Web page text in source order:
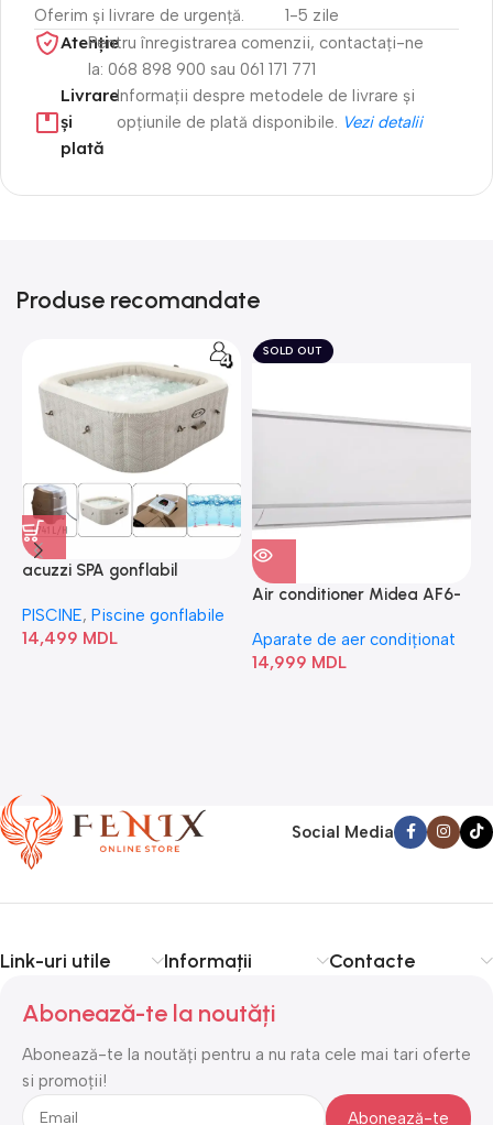
Oferim și livrare de urgență.
1-5 zile
Atenție​Pentru înregistrarea comenzii, contactați-ne
la: 068 898 900 sau 061 171 771
Livrare
și
plată
Informații despre metodele de livrare și
opțiunile de plată disponibile. Vezi detalii
Produse recomandate
acuzzi SPA gonflabil
Bubble” 28446
PISCINE, Piscine gonflabile
14,499 MDL
SOLD OUT
Air conditioner Midea AF6-
Aparate de aer condiționat
14,999 MDL
Social Media
Link-uri utile Informații Contacte
Abonează-te la noutăți
Abonează-te la noutăți pentru a nu rata cele mai tari oferte
si promoții!